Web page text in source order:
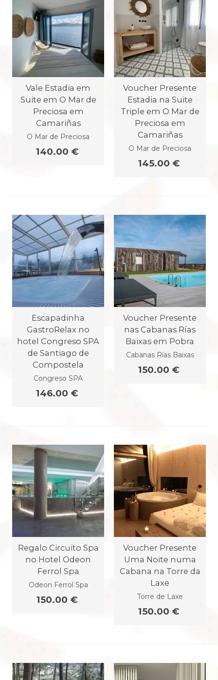
Vale Estadia em
Suite em O Mar de
Preciosa em
Camariñas
O Mar de Preciosa
140.00 €
Voucher Presente
Estadia na Suite
Triple em O Mar de
Preciosa em
Camariñas
O Mar de Preciosa
145.00 €
Escapadinha
GastroRelax no
hotel Congreso SPA
de Santiago de
Compostela
Congreso SPA
146.00 €
Voucher Presente
nas Cabanas Rías
Baixas em Pobra
Cabanas Rías Baixas
150.00 €
Regalo Circuito Spa
no Hotel Odeon
Ferrol Spa
Odeon Ferrol Spa
150.00 €
Voucher Presente
Uma Noite numa
Cabana na Torre da
Laxe
Torre de Laxe
150.00 €